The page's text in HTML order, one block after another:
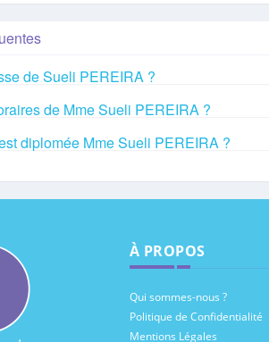
de Sueli PEREIRA ?
de Mme Sueli PEREIRA ?
diplomée Mme Sueli PEREIRA ?
À PROPOS
Qui sommes-nous ?
Politique de Confidentialité
Mentions Légales